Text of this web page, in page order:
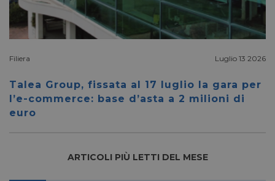
Filiera Luglio 13 2026
Talea Group, fissata al 17 luglio la gara per
l’e-commerce: base d’asta a 2 milioni di
euro
ARTICOLI PIÙ LETTI DEL MESE
__Secure-ROLLOUT_TOKEN .youtube.com
5 mesi 4
settimane
VISITOR_INFO1_LIVE
Google LLC
.youtube.com
5 mesi 4
settimane